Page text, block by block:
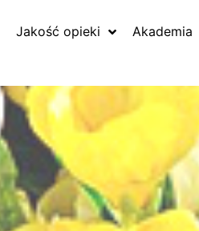
Jakość opieki Akademia